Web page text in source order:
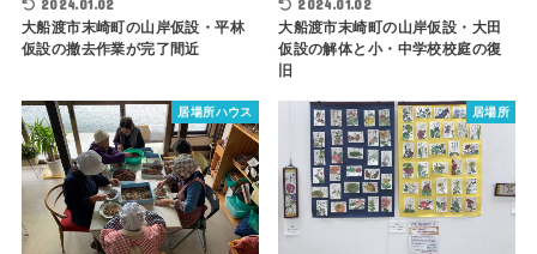
2024.01.02
大船渡市末崎町の山岸仮設・平林
仮設の撤去作業が完了間近
2024.01.02
大船渡市末崎町の山岸仮設・大田
仮設の解体と小・中学校校庭の復
旧
居場所ハウス 居場所